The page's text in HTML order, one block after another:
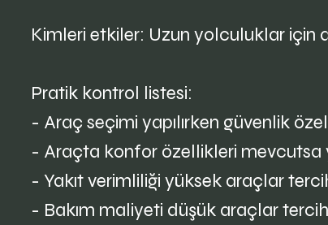
Kimleri etkiler: Uzun yolculuklar için
Pratik kontrol listesi:
- Araç seçimi yapılırken güvenlik
- Araçta konfor özellikleri
- Yakıt verimliliği yüksek araçlar
- Bakım maliyeti düşük araçlar